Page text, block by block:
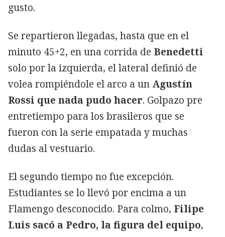
gusto.
Se repartieron llegadas, hasta que en el
minuto 45+2, en una corrida de Benedetti
solo por la izquierda, el lateral definió de
volea rompiéndole el arco a un Agustín
Rossi que nada pudo hacer. Golpazo pre
entretiempo para los brasileros que se
fueron con la serie empatada y muchas
dudas al vestuario.
El segundo tiempo no fue excepción.
Estudiantes se lo llevó por encima a un
Flamengo desconocido. Para colmo, Filipe
Luis sacó a Pedro, la figura del equipo,